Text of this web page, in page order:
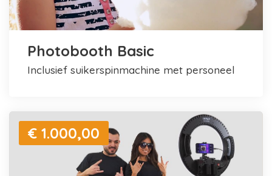
Photobooth Basic
inclusief suikerspinmachine met personeel
€ 1.000,00